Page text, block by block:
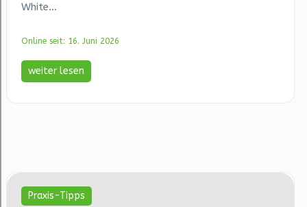
White...
Online seit: 16. Juni 2026
weiter lesen
Praxis-Tipps